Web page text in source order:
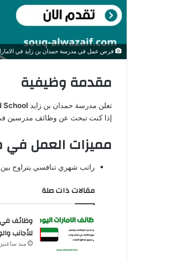
فرص عمل في مدرسة حمدان بن زايد في
مقدمة وظيفية
تعلن مدرسة حمدان بن زايد School
إذا كنت تبحث عن وظائف مدرسين في
مميزات العمل في
راتب شهري تنافسي يتراوح بين
مقالات ذات صلة
للأجانب
منذ